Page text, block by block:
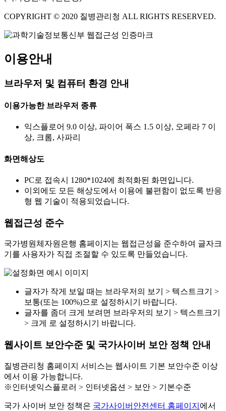
COPYRIGHT © 2020 질병관리청 ALL RIGHTS RESERVED.
이용안내
브라우저 및 컴퓨터 환경 안내
이용가능한 브라우저 종류
익스플로어 9.0 이상, 파이어 폭스 1.5 이상, 오페라 7 이
상, 크롬, 사파리
화면해상도
PC로 접속시 1280*1024에 최적화된 화면입니다.
이외에도 모든 해상도에서 이용에 불편함이 없도록 반응
형 웹 기술이 적용되었습니다.
웹접근성 준수
국가병원체자원은행 홈페이지는 웹접근성을 준수하여 글자크
기를 사용자가 직접 조절할 수 있도록 만들었습니다.
글자가 작게 보일 때는 브라우저의 보기 > 텍스트크기 >
보통(또는 100%)으로 설정하시기 바랍니다.
글자를 좀더 크게 보려면 브라우저의 보기 > 텍스트크기
> 크게 로 설정하시기 바랍니다.
웹사이트 보안수준 및 국가사이버 보안 정책 안내
질병관리청 홈페이지 서비스는 웹사이트 기본 보안수준 이상
에서 이용 가능합니다.
※인터넷익스플로러 > 인터넷옵션 > 보안 > 기본수준
국가 사이버 보안 정책은 국가사이버안전센터 홈페이지 에서